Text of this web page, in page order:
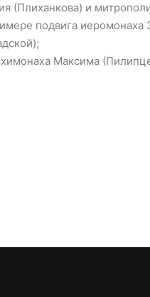
(Плиханкова) и
подвига
Максима